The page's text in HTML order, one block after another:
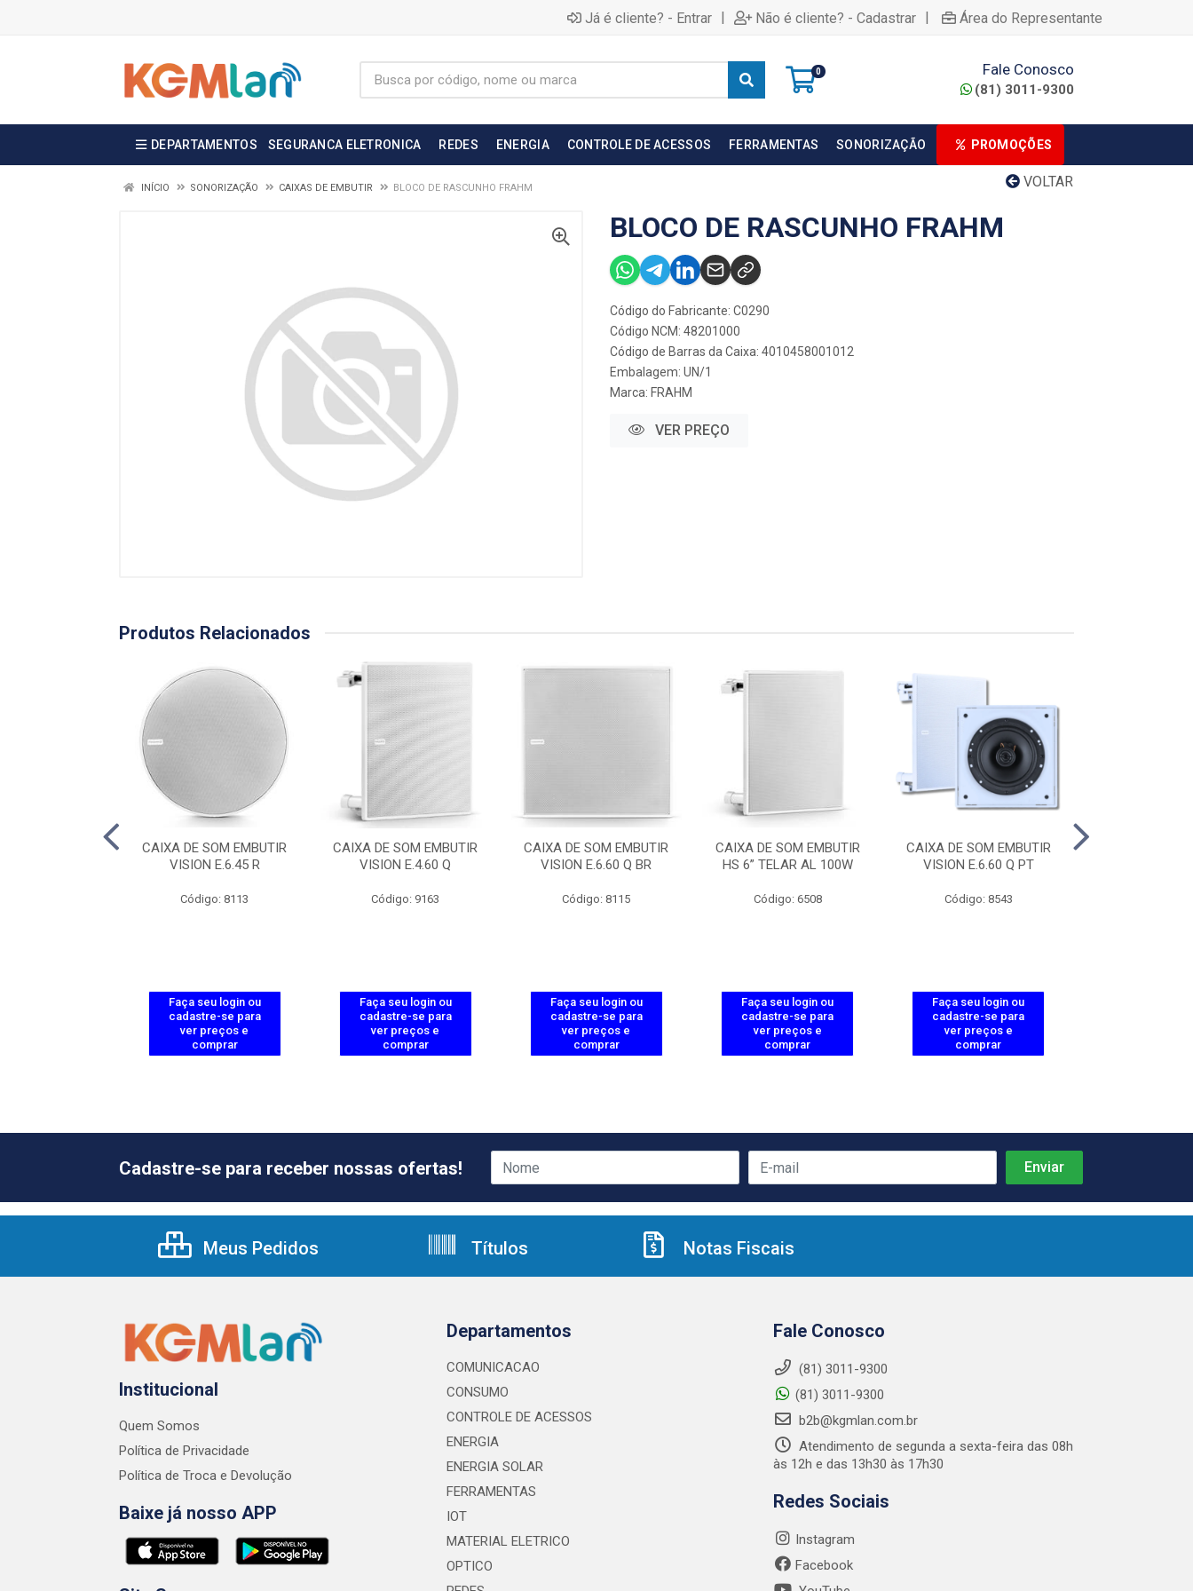
Já é cliente? - Entrar | Não é cliente? - Cadastrar | Área do Representante
0 Fale Conosco
(81) 3011-9300
DEPARTAMENTOS SEGURANCA ELETRONICA REDES ENERGIA CONTROLE DE ACESSOS FERRAMENTAS SONORIZAÇÃO PROMOÇÕES
VOLTAR
INÍCIO SONORIZAÇÃO CAIXAS DE EMBUTIR BLOCO DE RASCUNHO FRAHM
BLOCO DE RASCUNHO FRAHM
Código do Fabricante: C0290
Código NCM: 48201000
Código de Barras da Caixa: 4010458001012
Embalagem: UN/1
Marca: FRAHM
VER PREÇO
Produtos Relacionados
CAIXA DE SOM EMBUTIR
VISION E.6.45 R
Código: 8113
Faça seu login ou
cadastre-se para
ver preços e
comprar
CAIXA DE SOM EMBUTIR
VISION E.4.60 Q
Código: 9163
Faça seu login ou
cadastre-se para
ver preços e
comprar
CAIXA DE SOM EMBUTIR
VISION E.6.60 Q BR
Código: 8115
Faça seu login ou
cadastre-se para
ver preços e
comprar
CAIXA DE SOM EMBUTIR
HS 6” TELAR AL 100W
Código: 6508
Faça seu login ou
cadastre-se para
ver preços e
comprar
CAIXA DE SOM EMBUTIR
VISION E.6.60 Q PT
Código: 8543
Faça seu login ou
cadastre-se para
ver preços e
comprar
Cadastre-se para receber nossas ofertas!
Meus Pedidos Títulos Notas Fiscais
Institucional
Quem Somos
Política de Privacidade
Política de Troca e Devolução
Baixe já nosso APP
Departamentos
COMUNICACAO
CONSUMO
CONTROLE DE ACESSOS
ENERGIA
ENERGIA SOLAR
FERRAMENTAS
IOT
MATERIAL ELETRICO
OPTICO
Fale Conosco
(81) 3011-9300
(81) 3011-9300
b2b@kgmlan.com.br
Atendimento de segunda a sexta-feira das 08h
às 12h e das 13h30 às 17h30
Redes Sociais
Instagram
Facebook